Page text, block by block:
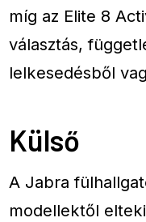
míg az Elite 8
választás,
lelkesedésből
Külső
A Jabra
modellektől